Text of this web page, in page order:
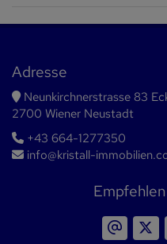
Adresse
Neunkirchnerstrasse 83
2700 Wiener Neustadt
+43 664-1277350
info@kristall-